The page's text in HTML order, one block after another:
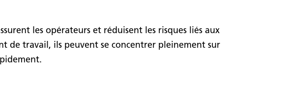
les opérateurs et réduisent les risques liés aux
de travail, ils peuvent se concentrer pleinement sur